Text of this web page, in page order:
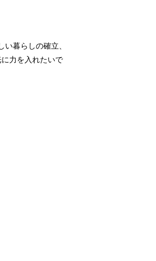
暮らしの確立、
力を入れたいで